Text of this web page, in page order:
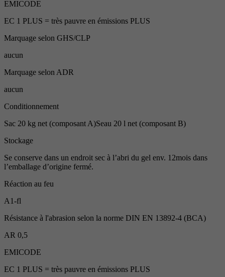
EMICODE
EC 1 PLUS = très pauvre en émissions PLUS
Marquage selon GHS/CLP
aucun
Marquage selon ADR
aucun
Conditionnement
Sac 20 kg net (composant A)Seau 20 l net (composant B)
Stockage
Se conserve dans un endroit sec à l’abri du gel env. 12mois dans
l’emballage d’origine fermé.
Réaction au feu
A1-fl
Résistance à l'abrasion selon la norme DIN EN 13892-4 (BCA)
AR 0,5
EMICODE
EC 1 PLUS = très pauvre en émissions PLUS